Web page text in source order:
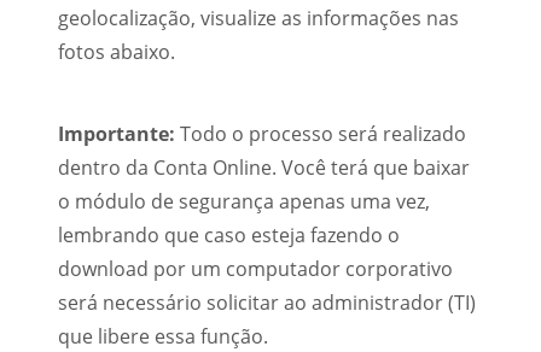
geolocalização, visualize as informações nas
fotos abaixo.
Importante: Todo o processo será realizado
dentro da Conta Online. Você terá que baixar
o módulo de segurança apenas uma vez,
lembrando que caso esteja fazendo o
download por um computador corporativo
será necessário solicitar ao administrador (TI)
que libere essa função.